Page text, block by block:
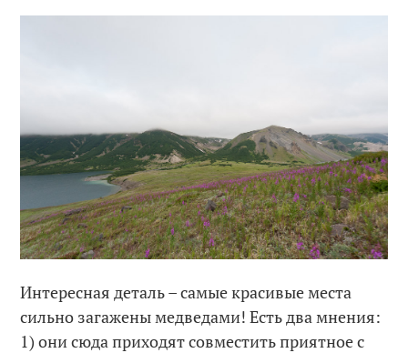
Интересная деталь – самые красивые места
сильно загажены медведами! Есть два мнения:
1) они сюда приходят совместить приятное с